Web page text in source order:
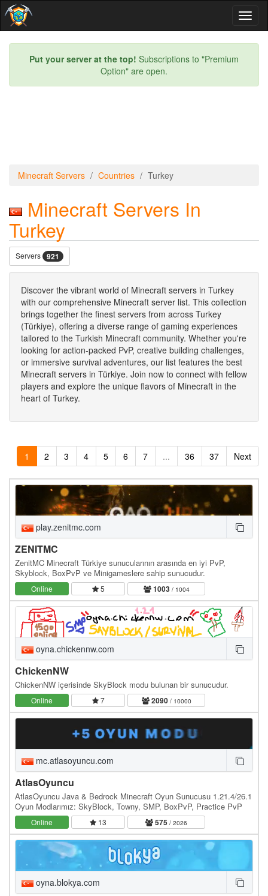
Put your server at the top! Subscriptions to "Premium
Option" are open.
Minecraft Servers Countries Turkey
Minecraft Servers In
Turkey
Servers 921
Discover the vibrant world of Minecraft servers in Turkey
with our comprehensive Minecraft server list. This collection
brings together the finest servers from across Turkey
(Türkiye), offering a diverse range of gaming experiences
tailored to the Turkish Minecraft community. Whether you're
looking for action-packed PvP, creative building challenges,
or immersive survival adventures, our list features the best
Minecraft servers in Türkiye. Join now to connect with fellow
players and explore the unique flavors of Minecraft in the
heart of Turkey.
1 2 3 4 5 6 7 ... 36 37 Next
play.zenitmc.com
ZENITMC
ZenitMC Minecraft Türkiye sunucularının arasında en iyi PvP,
Skyblock, BoxPvP ve Minigameslere sahip sunucudur.
Online 5 1003/ 1004
oyna.chickennw.com
ChickenNW
ChickenNW içerisinde SkyBlock modu bulunan bir sunucudur.
Online 7 2090/ 10000
mc.atlasoyuncu.com
AtlasOyuncu
AtlasOyuncu Java & Bedrock Minecraft Oyun Sunucusu 1.21.4/26.1
Oyun Modlarımız: SkyBlock, Towny, SMP, BoxPvP, Practice PvP
Online 13 575 / 2026
oyna.blokya.com